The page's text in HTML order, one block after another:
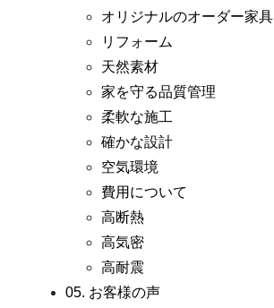
オリジナルのオーダー家具
リフォーム
天然素材
家を守る品質管理
柔軟な施工
確かな設計
空気環境
費用について
高断熱
高気密
高耐震
05. お客様の声